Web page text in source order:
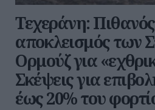
Τεχεράνη:
αποκλεισμός των
Ορμούζ για
Σκέψεις για
έως 20% του